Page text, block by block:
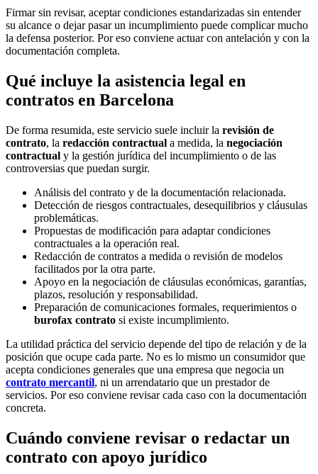
Firmar sin revisar, aceptar condiciones estandarizadas sin entender
su alcance o dejar pasar un incumplimiento puede complicar mucho
la defensa posterior. Por eso conviene actuar con antelación y con la
documentación completa.
Qué incluye la asistencia legal en
contratos en Barcelona
De forma resumida, este servicio suele incluir la revisión de
contrato, la redacción contractual a medida, la negociación
contractual y la gestión jurídica del incumplimiento o de las
controversias que puedan surgir.
Análisis del contrato y de la documentación relacionada.
Detección de riesgos contractuales, desequilibrios y cláusulas
problemáticas.
Propuestas de modificación para adaptar condiciones
contractuales a la operación real.
Redacción de contratos a medida o revisión de modelos
facilitados por la otra parte.
Apoyo en la negociación de cláusulas económicas, garantías,
plazos, resolución y responsabilidad.
Preparación de comunicaciones formales, requerimientos o
burofax contrato si existe incumplimiento.
La utilidad práctica del servicio depende del tipo de relación y de la
posición que ocupe cada parte. No es lo mismo un consumidor que
acepta condiciones generales que una empresa que negocia un
contrato mercantil, ni un arrendatario que un prestador de
servicios. Por eso conviene revisar cada caso con la documentación
concreta.
Cuándo conviene revisar o redactar un
contrato con apoyo jurídico